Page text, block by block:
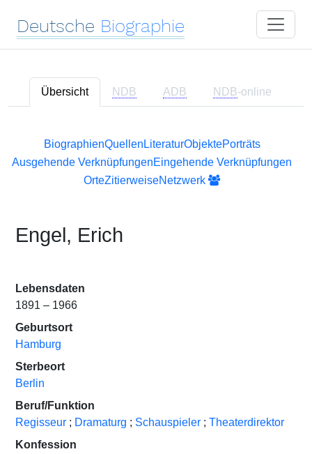
Deutsche Biographie
Übersicht NDB ADB NDB-online
BiographienQuellen LiteraturObjektePorträts
Ausgehende VerknüpfungenEingehende Verknüpfungen
OrteZitierweiseNetzwerk
Engel, Erich
Lebensdaten
1891 – 1966
Geburtsort
Hamburg
Sterbeort
Berlin
Beruf/Funktion
Regisseur ; Dramaturg ; Schauspieler ; Theaterdirektor
Konfession